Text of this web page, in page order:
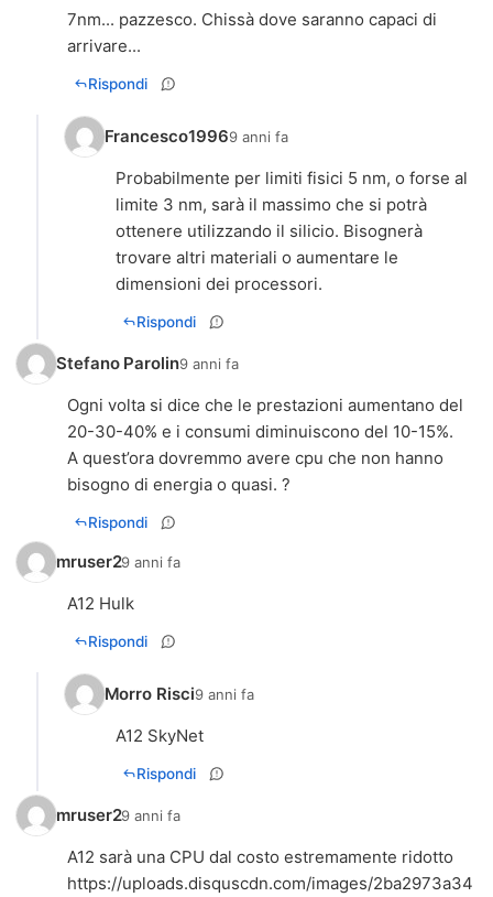
7nm... pazzesco. Chissà dove saranno capaci di
arrivare...
Rispondi
Francesco19969 anni fa
Probabilmente per limiti fisici 5 nm, o forse al
limite 3 nm, sarà il massimo che si potrà
ottenere utilizzando il silicio. Bisognerà
trovare altri materiali o aumentare le
dimensioni dei processori.
Rispondi
Stefano Parolin9 anni fa
Ogni volta si dice che le prestazioni aumentano del
20-30-40% e i consumi diminuiscono del 10-15%.
A quest’ora dovremmo avere cpu che non hanno
bisogno di energia o quasi. ?
Rispondi
mruser29 anni fa
A12 Hulk
Rispondi
Morro Risci9 anni fa
A12 SkyNet
Rispondi
mruser29 anni fa
A12 sarà una CPU dal costo estremamente ridotto
https://uploads.disquscdn.com/images/2ba2973a34